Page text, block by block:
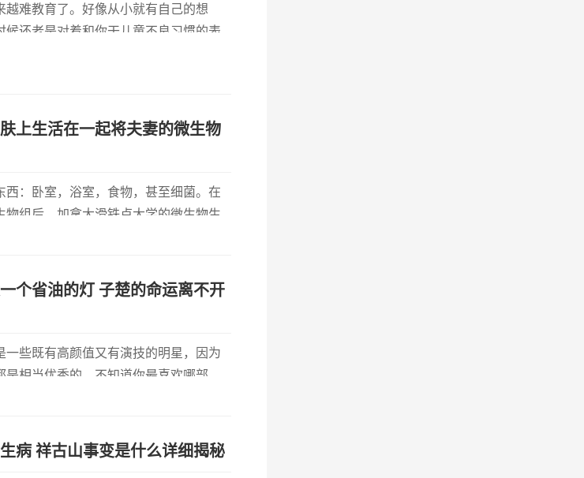
越难教育了。好像从小就有自己的想
还老是对着和你干儿童不良习惯的表
上生活在一起将夫妻的微生物
西：卧室，浴室，食物，甚至细菌。在
组后，加拿大滑铁卢大学的微生物生
个省油的灯 子楚的命运离不开
一些既有高颜值又有演技的明星，因为
相当优秀的，不知道你最喜欢哪部
病 祥古山事变是什么详细揭秘